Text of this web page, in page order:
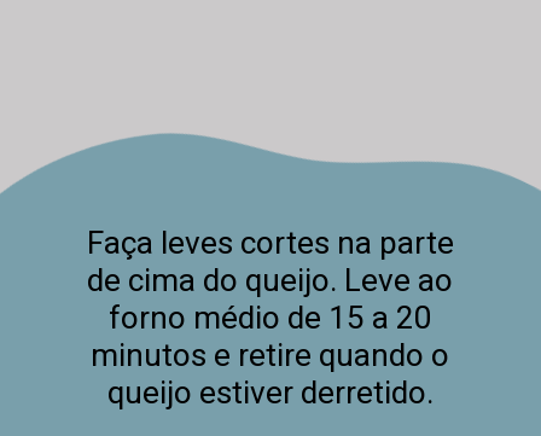
Faça leves cortes na parte
de cima do queijo. Leve ao
forno médio de 15 a 20
minutos e retire quando o
queijo estiver derretido.